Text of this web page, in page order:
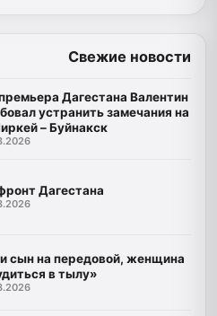
Свежие новости
Дагестана Валентин
устранить замечания на
– Буйнакск
Дагестана
сын на передовой, женщина
в тылу»